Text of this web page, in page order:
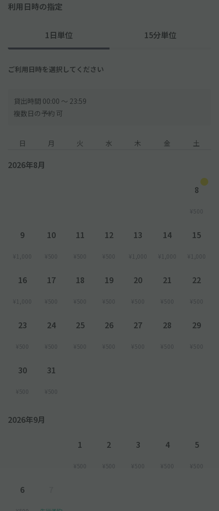
利用日時の指定
1日単位 15分単位
ご利用日時を選択してください
貸出時間 00:00 〜 23:59
複数日の予約 可
日 月 火 水 木 金 土
2026年8月
8
¥500
9
¥1,000
10
¥500
11
¥500
12
¥500
13
¥1,000
14
¥1,000
15
¥1,000
16
¥1,000
17
¥500
18
¥500
19
¥500
20
¥500
21
¥500
22
¥500
23
¥500
24
¥500
25
¥500
26
¥500
27
¥500
28
¥500
29
¥500
30
¥500
31
¥500
2026年9月
1
¥500
2
¥500
3
¥500
4
¥500
5
¥500
6